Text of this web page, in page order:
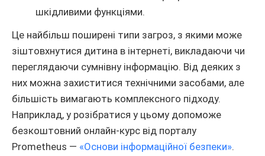
шкідливими функціями.
Це найбільш поширені типи загроз, з якими може
зіштовхнутися дитина в інтернеті, викладаючи чи
переглядаючи сумнівну інформацію. Від деяких з
них можна захиститися технічними засобами, але
більшість вимагають комплексного підходу.
Наприклад, у розібратися у цьому допоможе
безкоштовний онлайн-курс від порталу
Prometheus — «Основи інформаційної безпеки».